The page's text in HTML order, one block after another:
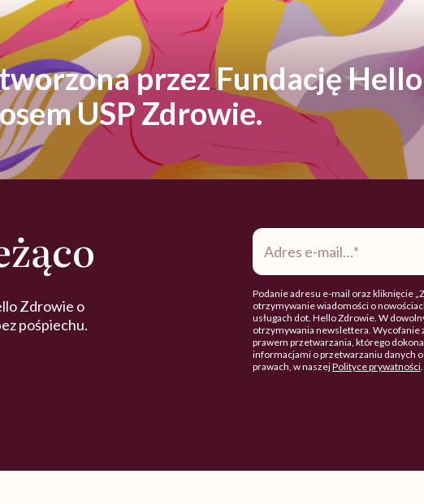
przez Fundację
USP Zdrowie.
Zdrowie o
pośpiechu.
Adres
mail*
Podanie adresu e-mail oraz kliknięcie
otrzymywanie wiadomości o
usługach dot. Hello Zdrowie. W
otrzymywania newslettera. Wycofanie
prawem przetwarzania, którego
informacjami o przetwarzaniu danych
prawach, w naszejPolityce prywatności.